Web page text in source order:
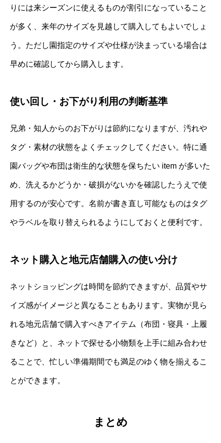
りには来シーズンに使えるものが割引になっていること
が多く、来年のサイズを見越して購入してもよいでしょ
う。ただし園指定のサイズや仕様が決まっている場合は
早めに確認してから購入します。
使い回し・お下がり利用の判断基準
兄弟・知人からのお下がりは節約になりますが、汚れや
タグ・素材の状態をよくチェックしてください。特に通
園バッグや布団は衛生的な状態を保ちたい item が多いた
め、洗えるかどうか・破損がないかを確認したうえで使
用するのが安心です。名前が書き直し可能なものはタグ
やラベルを取り替えられるようにしておくと便利です。
ネット購入と地元店舗購入の使い分け
ネットショッピングは時間を節約できますが、品質やサ
イズ感がイメージと異なることもあります。実物が見ら
れる地元店舗で購入すべきアイテム（布団・寝具・上履
きなど）と、ネットで探せる小物類を上手に組み合わせ
ることで、忙しい準備期間でも満足のゆく物を揃えるこ
とができます。
まとめ